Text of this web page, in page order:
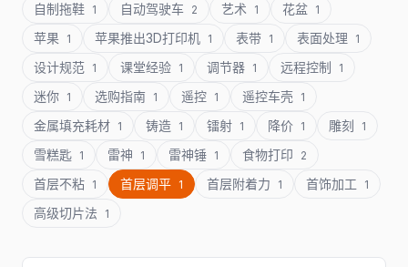
自制拖鞋 1 自动驾驶车 2 艺术 1 花盆 1
苹果 1 苹果推出3D打印机 1 表带 1 表面处理 1
设计规范 1 课堂经验 1 调节器 1 远程控制 1
迷你 1 选购指南 1 遥控 1 遥控车壳 1
金属填充耗材 1 铸造 1 镭射 1 降价 1 雕刻 1
雪糕匙 1 雷神 1 雷神锤 1 食物打印 2
首层不粘 1 首层调平 1 首层附着力 1 首饰加工 1
高级切片法 1